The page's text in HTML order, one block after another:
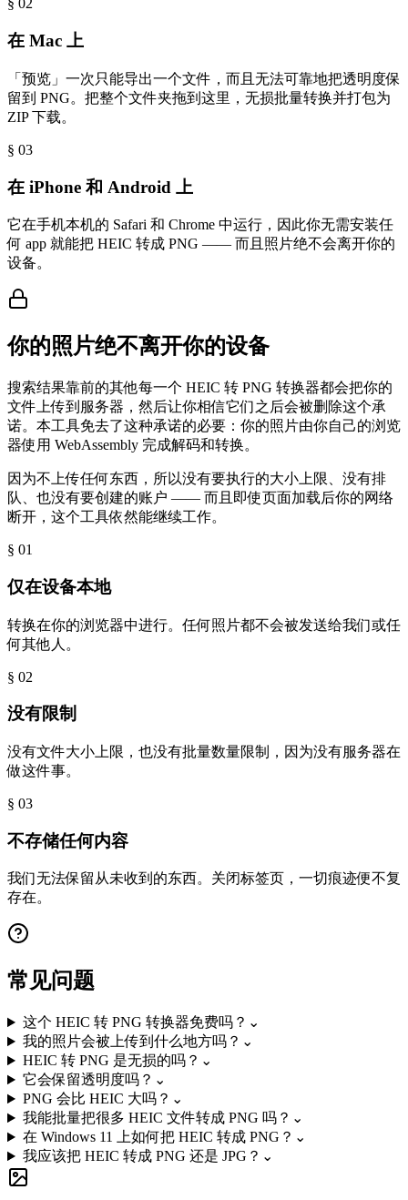
§ 02
在 Mac 上
「预览」一次只能导出一个文件，而且无法可靠地把透明度保
留到 PNG。把整个文件夹拖到这里，无损批量转换并打包为
ZIP 下载。
§ 03
在 iPhone 和 Android 上
它在手机本机的 Safari 和 Chrome 中运行，因此你无需安装任
何 app 就能把 HEIC 转成 PNG —— 而且照片绝不会离开你的
设备。
你的照片绝不离开你的设备
搜索结果靠前的其他每一个 HEIC 转 PNG 转换器都会把你的
文件上传到服务器，然后让你相信它们之后会被删除这个承
诺。本工具免去了这种承诺的必要：你的照片由你自己的浏览
器使用 WebAssembly 完成解码和转换。
因为不上传任何东西，所以没有要执行的大小上限、没有排
队、也没有要创建的账户 —— 而且即使页面加载后你的网络
断开，这个工具依然能继续工作。
§ 01
仅在设备本地
转换在你的浏览器中进行。任何照片都不会被发送给我们或任
何其他人。
§ 02
没有限制
没有文件大小上限，也没有批量数量限制，因为没有服务器在
做这件事。
§ 03
不存储任何内容
我们无法保留从未收到的东西。关闭标签页，一切痕迹便不复
存在。
常见问题
这个 HEIC 转 PNG 转换器免费吗？ ⌄
我的照片会被上传到什么地方吗？ ⌄
HEIC 转 PNG 是无损的吗？ ⌄
它会保留透明度吗？ ⌄
PNG 会比 HEIC 大吗？ ⌄
我能批量把很多 HEIC 文件转成 PNG 吗？ ⌄
在 Windows 11 上如何把 HEIC 转成 PNG？ ⌄
我应该把 HEIC 转成 PNG 还是 JPG？ ⌄